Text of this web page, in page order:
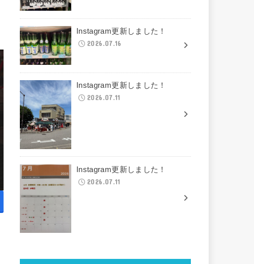
Instagram更新しました！
2026.07.16
Instagram更新しました！
2026.07.11
Instagram更新しました！
2026.07.11